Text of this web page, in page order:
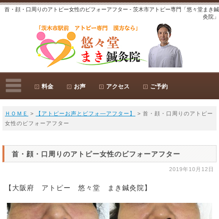
首・顔・口周りのアトピー女性のビフォーアフター - 茨木市アトピー専門「悠々堂まき鍼
灸院」
料金 お声 アクセス ご予約
ＨＯＭＥ > 【アトピーお声とビフォ―アフター】
> 首・顔・口周りのアトピー
女性のビフォーアフター
首・顔・口周りのアトピー女性のビフォーアフター
2019年10月12日
【大阪府 アトピー 悠々堂 まき鍼灸院】